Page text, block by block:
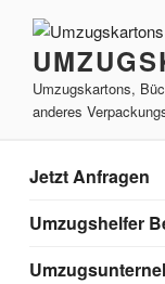
Inhalt
springen
Umzugskartons,
anderes
Jetzt Anfragen
Umzugshelfer